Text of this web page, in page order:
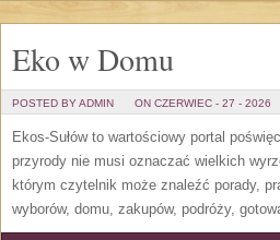
Eko w Domu
POSTED BY ADMIN ON CZERWIEC - 27 - 2026
Ekos-Sułów to wartościowy portal
przyrody nie musi oznaczać wielkich
którym czytelnik może znaleźć porady,
wyborów, domu, zakupów, podróży,